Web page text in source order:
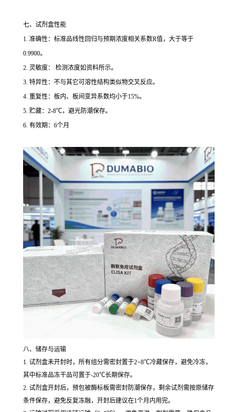
七、试剂盒性能
1. 准确性：标准品线性回归与预期浓度相关系数R值，大于等于
0.9900。
2. 灵敏度： 检测浓度如资料所示。
3. 特异性：不与其它可溶性结构类似物交叉反应。
4. 重复性：板内、板间变异系数均小于15%。
5. 贮藏：2-8℃，避光防潮保存。
6. 有效期：6个月
八、储存与运输
1. 试剂盒未开封时，所有组分需密封置于2~8℃冷藏保存，避免冷冻，
其中标准品冻干品可置于-20℃长期保存。
2. 试剂盒开封后，预包被酶标板需密封防潮保存，剩余试剂需按原储存
条件保存，避免反复冻融，开封后建议在1个月内用完。